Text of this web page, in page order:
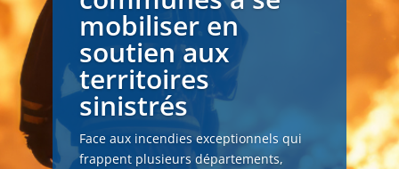
mobiliser en
soutien aux
territoires
sinistrés
Face aux incendies exceptionnels qui
frappent plusieurs départements,